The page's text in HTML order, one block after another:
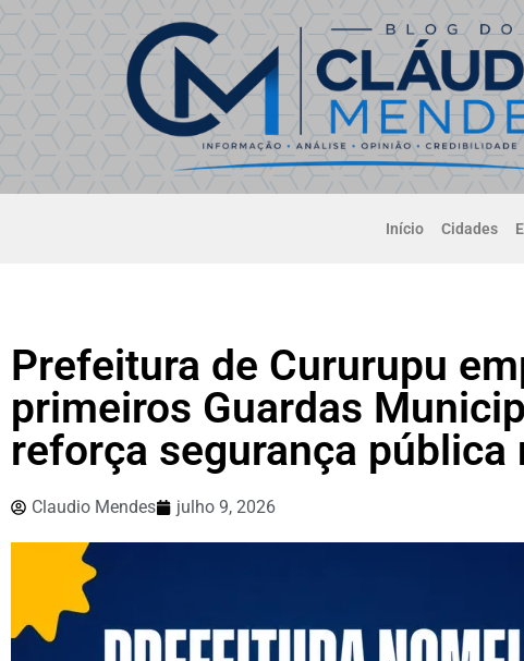
Início Cidades
Prefeitura de Cururupu
primeiros Guardas
reforça segurança pública
Claudio Mendes julho 9, 2026